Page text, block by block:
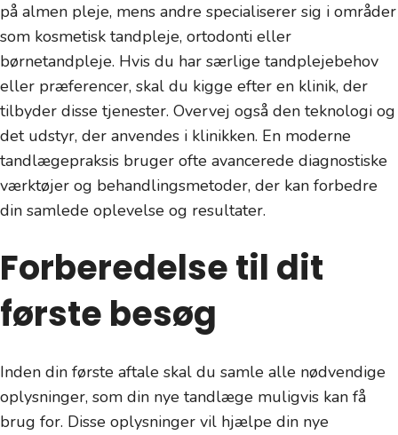
på almen pleje, mens andre specialiserer sig i områder
som kosmetisk tandpleje, ortodonti eller
børnetandpleje. Hvis du har særlige tandplejebehov
eller præferencer, skal du kigge efter en klinik, der
tilbyder disse tjenester. Overvej også den teknologi og
det udstyr, der anvendes i klinikken. En moderne
tandlægepraksis bruger ofte avancerede diagnostiske
værktøjer og behandlingsmetoder, der kan forbedre
din samlede oplevelse og resultater.
Forberedelse til dit
første besøg
Inden din første aftale skal du samle alle nødvendige
oplysninger, som din nye tandlæge muligvis kan få
brug for. Disse oplysninger vil hjælpe din nye